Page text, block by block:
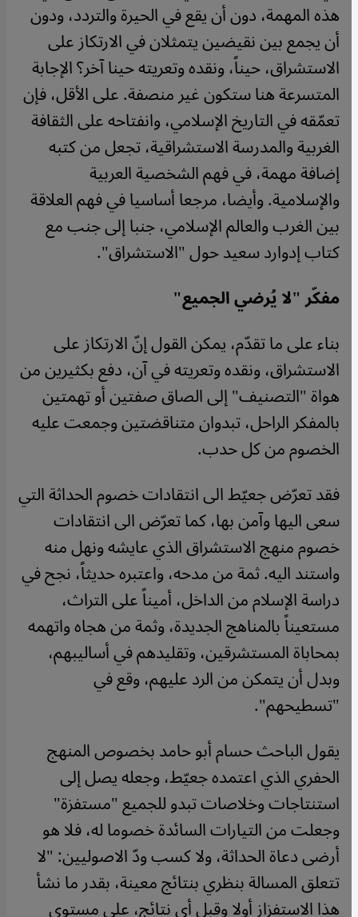
هذه المهمة، دون أن يقع في الحيرة والتردد، ودون
أن يجمع بين نقيضين يتمثلان في الارتكاز على
الاستشراق، حيناً، ونقده وتعريته حينا آخر؟ الإجابة
المتسرعة هنا ستكون غير منصفة. على الأقل، فإن
تعمّقه في التاريخ الإسلامي، وانفتاحه على الثقافة
الغربية والمدرسة الاستشراقية، تجعل من كتبه
إضافة مهمة، في فهم الشخصية العربية
والإسلامية. وأيضا، مرجعا أساسيا في فهم العلاقة
بين الغرب والعالم الإسلامي، جنبا إلى جنب مع
كتاب إدوارد سعيد حول "الاستشراق".
مفكّر "لا يُرضي الجميع"
بناء على ما تقدّم، يمكن القول إنّ الارتكاز على
الاستشراق، ونقده وتعريته في آن، دفع بكثيرين من
هواة "التصنيف" إلى الصاق صفتين أو تهمتين
بالمفكر الراحل، تبدوان متناقضتين وجمعت عليه
الخصوم من كل حدب.
فقد تعرّض جعيّط الى انتقادات خصوم الحداثة التي
سعى اليها وآمن بها، كما تعرّض الى انتقادات
خصوم منهج الاستشراق الذي عايشه ونهل منه
واستند اليه. ثمة من مدحه، واعتبره حديثاً، نجح في
دراسة الإسلام من الداخل، أميناً على التراث،
مستعيناً بالمناهج الجديدة، وثمة من هجاه واتهمه
بمحاباة المستشرقين، وتقليدهم في أساليبهم،
وبدل أن يتمكن من الرد عليهم، وقع في
"تسطيحهم".
يقول الباحث حسام أبو حامد بخصوص المنهج
الحفري الذي اعتمده جعيّط، وجعله يصل إلى
استنتاجات وخلاصات تبدو للجميع "مستفزة"
وجعلت من التيارات السائدة خصوما له، فلا هو
أرضى دعاة الحداثة، ولا كسب ودّ الاصوليين: "لا
تتعلق المسالة بنظري بنتائج معينة، بقدر ما نشأ
هذا الاستفزاز أولا وقبل أي نتائج، على مستوى